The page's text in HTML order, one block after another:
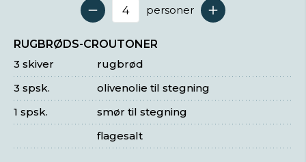
Antal serveringer
personer
RUGBRØDS-CROUTONER
rugbrød
3 skiver
olivenolie til stegning
3 spsk.
smør til stegning
1 spsk.
flagesalt